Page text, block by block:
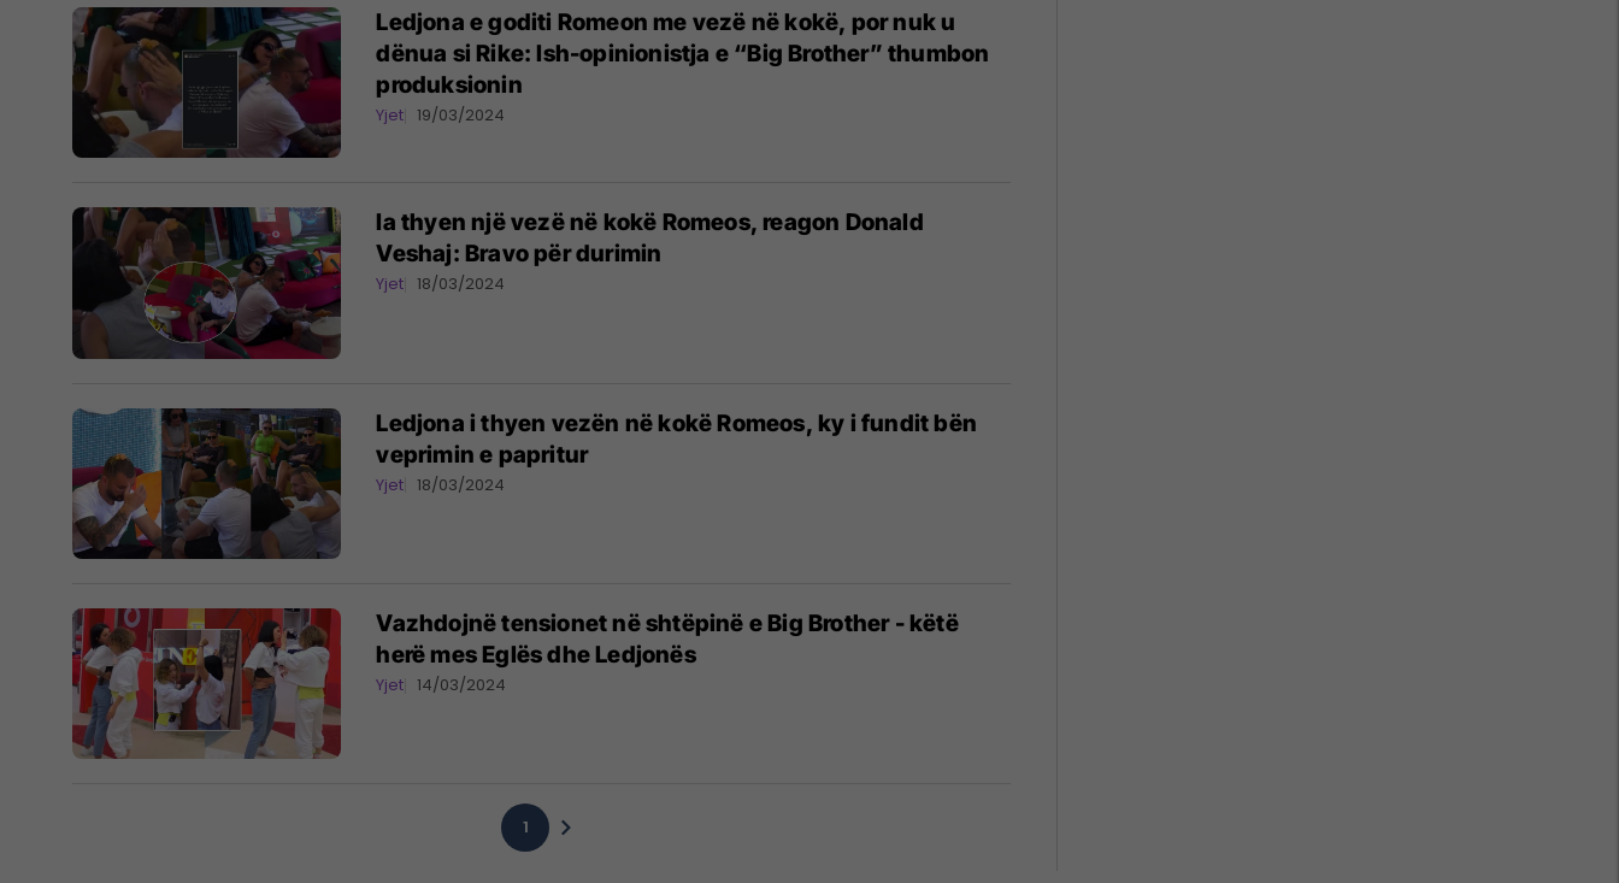
Ledjona e goditi Romeon me vezë në kokë, por nuk u
dënua si Rike: Ish-opinionistja e “Big Brother” thumbon
produksionin
Yjet 19/03/2024
Ia thyen një vezë në kokë Romeos, reagon Donald
Veshaj: Bravo për durimin
Yjet 18/03/2024
Ledjona i thyen vezën në kokë Romeos, ky i fundit bën
veprimin e papritur
Yjet 18/03/2024
Vazhdojnë tensionet në shtëpinë e Big Brother - këtë
herë mes Eglës dhe Ledjonës
Yjet 14/03/2024
1